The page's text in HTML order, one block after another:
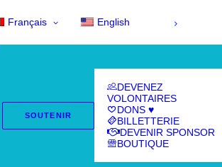
Français English
SOUTENIR
DEVENEZ
VOLONTAIRES
DONS ♥
BILLETTERIE
DEVENIR SPONSOR
BOUTIQUE